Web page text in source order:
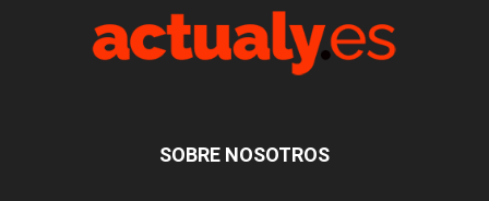
SOBRE NOSOTROS